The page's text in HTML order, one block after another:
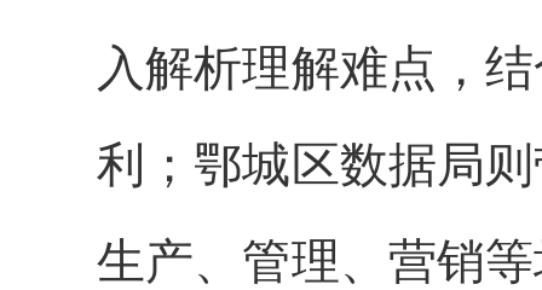
入解析理解难点，
利；鄂城区数据局
生产、管理、营销